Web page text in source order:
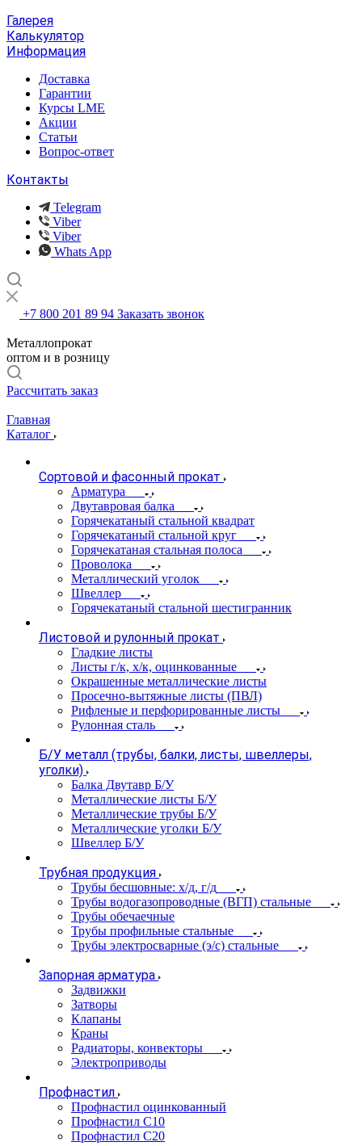
Галерея
Калькулятор
Информация
Доставка
Гарантии
Курсы LME
Акции
Статьи
Вопрос-ответ
Контакты
Telegram
Viber
Viber
Whats App
+7 800 201 89 94 Заказать звонок
Металлопрокат
оптом и в розницу
Рассчитать заказ
Главная
Каталог
Сортовой и фасонный прокат
Арматура
Двутавровая балка
Горячекатаный стальной квадрат
Горячекатаный стальной круг
Горячекатаная стальная полоса
Проволока
Металлический уголок
Швеллер
Горячекатаный стальной шестигранник
Листовой и рулонный прокат
Гладкие листы
Листы г/к, х/к, оцинкованные
Окрашенные металлические листы
Просечно-вытяжные листы (ПВЛ)
Рифленые и перфорированные листы
Рулонная сталь
Б/У металл (трубы, балки, листы, швеллеры,
уголки)
Балка Двутавр Б/У
Металлические листы Б/У
Металлические трубы Б/У
Металлические уголки Б/У
Швеллер Б/У
Трубная продукция
Трубы бесшовные: х/д, г/д
Трубы водогазопроводные (ВГП) стальные
Трубы обечаечные
Трубы профильные стальные
Трубы электросварные (э/с) стальные
Запорная арматура
Задвижки
Затворы
Клапаны
Краны
Радиаторы, конвекторы
Электроприводы
Профнастил
Профнастил оцинкованный
Профнастил С10
Профнастил С20